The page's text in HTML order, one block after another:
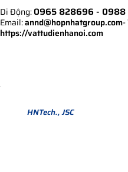
Di Động:0965 828696 - 0988
Email:annd@hopnhatgroup.com
https://vattudienhanoi.com
HNTech., JSC